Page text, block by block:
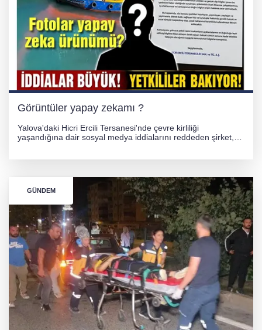
GÜNEY MARMARA OTOYOLU İMAR
PLANLARI ASKIDA!
256 PARÇA ESER ELE GEÇİRİLDİ
Görüntüler yapay zekamı ?
Yalova'daki Hicri Ercili Tersanesi'nde çevre kirliliği
yaşandığına dair sosyal medya iddialarını reddeden şirket,
GÜNDEM